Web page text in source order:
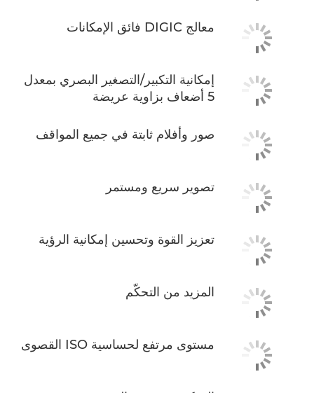
معالج DIGIC فائق الإمكانات
إمكانية التكبير/التصغير البصري بمعدل
5 أضعاف بزاوية عريضة
صور وأفلام ثابتة في جميع المواقف
تصوير سريع ومستمر
تعزيز القوة وتحسين إمكانية الرؤية
المزيد من التحكّم
مستوى مرتفع لحساسية ISO القصوى